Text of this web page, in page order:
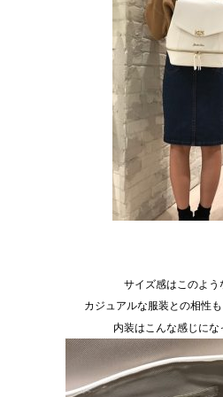
サイズ感はこのよう
カジュアルな服装との相性
内装はこんな感じにな